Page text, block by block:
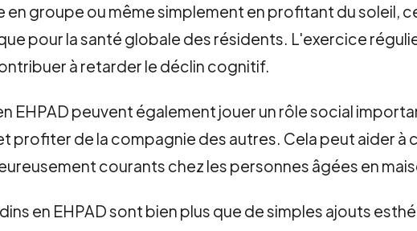
groupe ou même simplement en profitant du soleil,
pour la santé globale des résidents. L'exercice
à retarder le déclin cognitif.
EHPAD peuvent également jouer un rôle social
profiter de la compagnie des autres. Cela peut aider
courants chez les personnes âgées en
en EHPAD sont bien plus que de simples ajouts